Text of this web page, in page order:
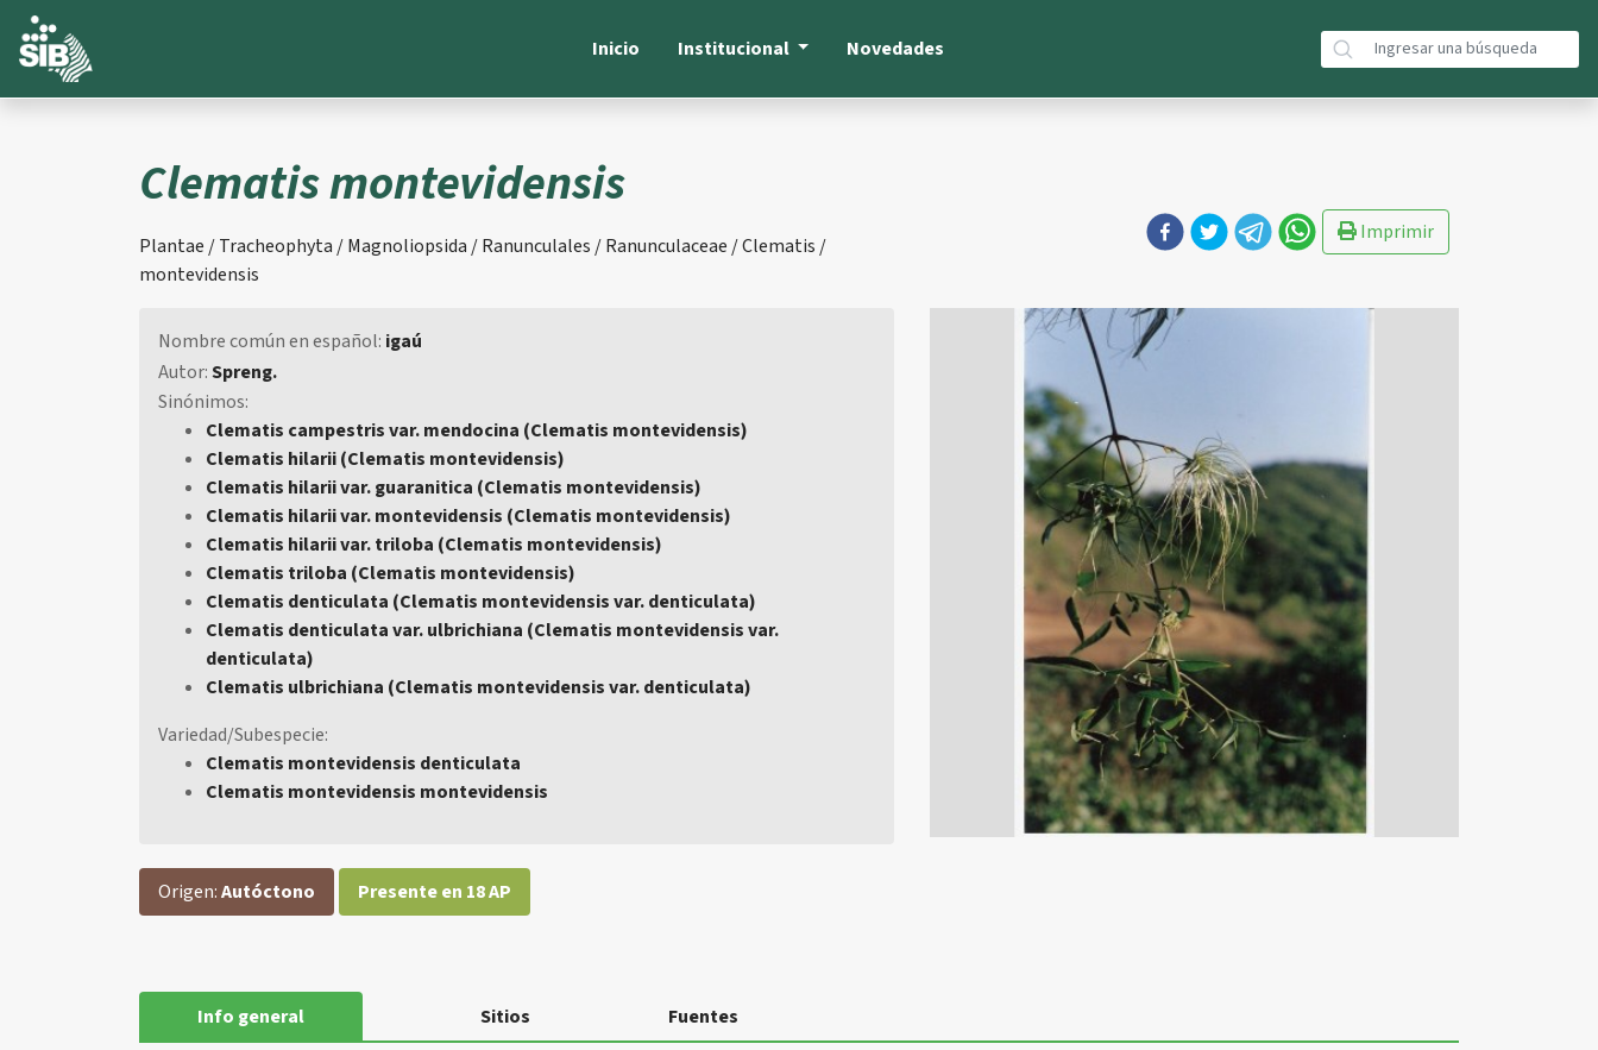
Inicio Institucional Novedades
Imprimir
Clematis montevidensis
Plantae / Tracheophyta / Magnoliopsida / Ranunculales / Ranunculaceae / Clematis /
montevidensis
Nombre común en español: igaú
Autor:Spreng.
Sinónimos:
Clematis campestris var. mendocina (Clematis montevidensis)
Clematis hilarii (Clematis montevidensis)
Clematis hilarii var. guaranitica (Clematis montevidensis)
Clematis hilarii var. montevidensis (Clematis montevidensis)
Clematis hilarii var. triloba (Clematis montevidensis)
Clematis triloba (Clematis montevidensis)
Clematis denticulata (Clematis montevidensis var. denticulata)
Clematis denticulata var. ulbrichiana (Clematis montevidensis var.
denticulata)
Clematis ulbrichiana (Clematis montevidensis var. denticulata)
Variedad/Subespecie:
Clematis montevidensis denticulata
Clematis montevidensis montevidensis
Origen:Autóctono Presente en 18 AP
Info general Sitios Fuentes